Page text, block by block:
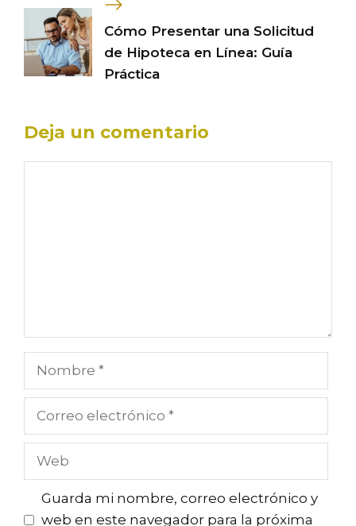
Cómo Presentar una Solicitud
de Hipoteca en Línea: Guía
Práctica
Deja un comentario
Nombre
Correo
Web
Guarda mi nombre, correo electrónico y
web en este navegador para la próxima